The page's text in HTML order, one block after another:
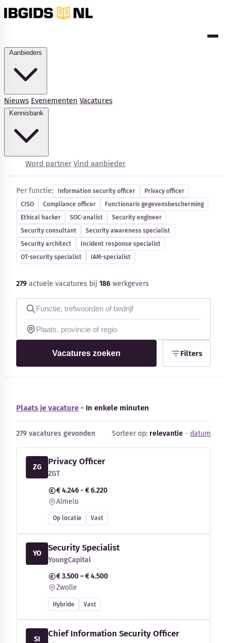
Nieuws Evenementen Vacatures
Word partner Vind aanbieder
Kennisbank
Blog
Bedrijfsupdates
Externe bronnen
Woordenboek
Auteurs
Cybersecurity-vacatures
Per functie: Information security officer
Privacy officer
CISO
Compliance officer
Functionaris gegevensbescherming
Ethical hacker
SOC-analist
Security engineer
Security consultant
Security awareness specialist
Security architect
Incident response specialist
OT-security specialist
IAM-specialist
279 actuele vacatures bij 186 werkgevers
Vacatures zoeken Filters
Plaats je vacature - In enkele minuten
279 vacatures gevonden Sorteer op: relevantie - datum
ZG
Privacy Officer
ZGT
€ 4.246 - € 6.220
Almelo
Op locatie Vast
YO
Security Specialist
YoungCapital
€ 3.500 – € 4.500
Zwolle
Hybride Vast
SI
Chief Information Security Officer